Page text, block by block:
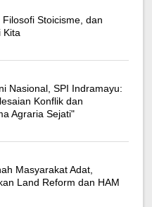
Stoicisme, dan
Kita
Nasional, SPI Indramayu:
Konflik dan
Agraria Sejati"
Masyarakat Adat,
Land Reform dan HAM